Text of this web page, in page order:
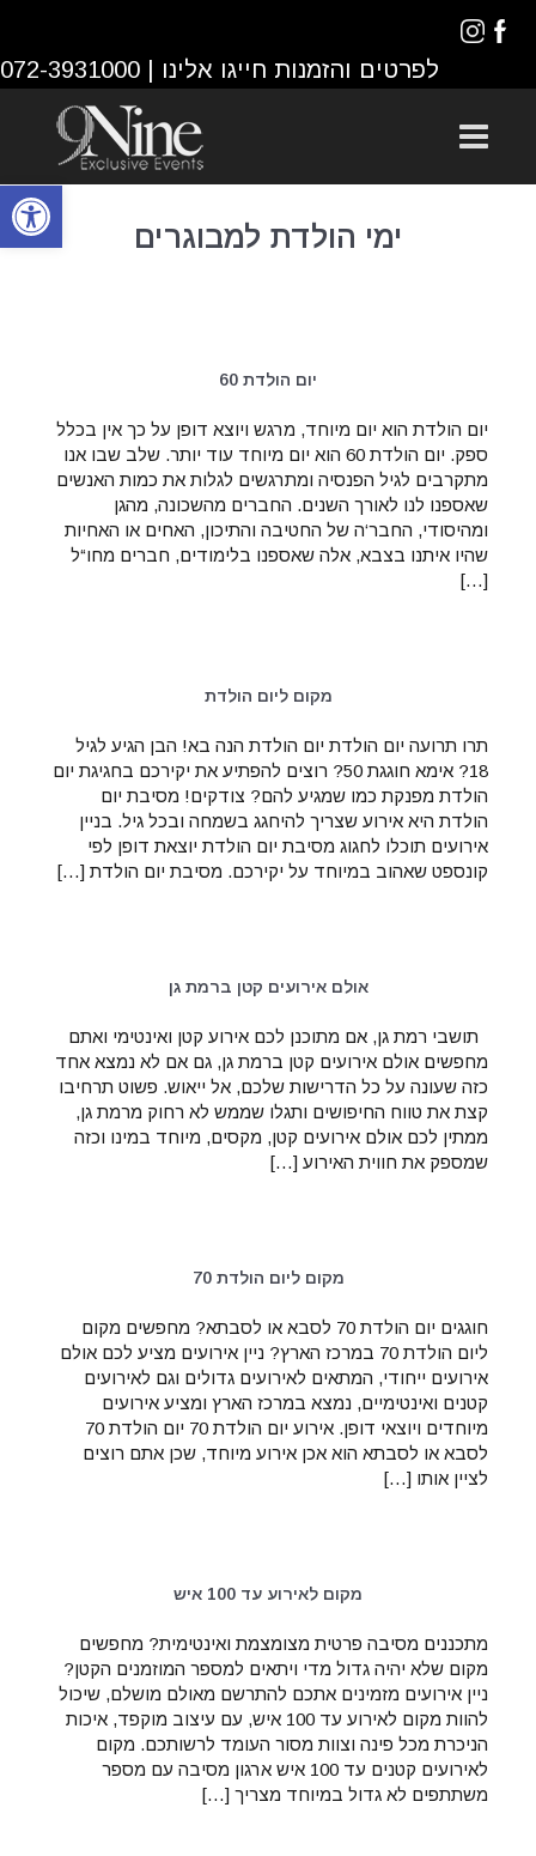
פתח סרגל נגישות
לפרטים והזמנות חייגו אלינו | 072-3931000
ימי הולדת למבוגרים
יום הולדת 60
יום הולדת הוא יום מיוחד, מרגש ויוצא דופן על כך אין בכלל
ספק. יום הולדת 60 הוא יום מיוחד עוד יותר. שלב שבו אנו
מתקרבים לגיל הפנסיה ומתרגשים לגלות את כמות האנשים
שאספנו לנו לאורך השנים. החברים מהשכונה, מהגן
ומהיסודי, החבר‘ה של החטיבה והתיכון, האחים או האחיות
שהיו איתנו בצבא, אלה שאספנו בלימודים, חברים מחו“ל
[…]
מקום ליום הולדת
תרו תרועה יום הולדת יום הולדת הנה בא! הבן הגיע לגיל
18? אימא חוגגת 50? רוצים להפתיע את יקירכם בחגיגת יום
הולדת מפנקת כמו שמגיע להם? צודקים! מסיבת יום
הולדת היא אירוע שצריך להיחגג בשמחה ובכל גיל. בניין
אירועים תוכלו לחגוג מסיבת יום הולדת יוצאת דופן לפי
קונספט שאהוב במיוחד על יקירכם. מסיבת יום הולדת […]
אולם אירועים קטן ברמת גן
תושבי רמת גן, אם מתוכנן לכם אירוע קטן ואינטימי ואתם
מחפשים אולם אירועים קטן ברמת גן, גם אם לא נמצא אחד
כזה שעונה על כל הדרישות שלכם, אל ייאוש. פשוט תרחיבו
קצת את טווח החיפושים ותגלו שממש לא רחוק מרמת גן,
ממתין לכם אולם אירועים קטן, מקסים, מיוחד במינו וכזה
שמספק את חווית האירוע […]
מקום ליום הולדת 70
חוגגים יום הולדת 70 לסבא או לסבתא? מחפשים מקום
ליום הולדת 70 במרכז הארץ? ניין אירועים מציע לכם אולם
אירועים ייחודי, המתאים לאירועים גדולים וגם לאירועים
קטנים ואינטימיים, נמצא במרכז הארץ ומציע אירועים
מיוחדים ויוצאי דופן. אירוע יום הולדת 70 יום הולדת 70
לסבא או לסבתא הוא אכן אירוע מיוחד, שכן אתם רוצים
לציין אותו […]
מקום לאירוע עד 100 איש
מתכננים מסיבה פרטית מצומצמת ואינטימית? מחפשים
מקום שלא יהיה גדול מדי ויתאים למספר המוזמנים הקטן?
ניין אירועים מזמינים אתכם להתרשם מאולם מושלם, שיכול
להוות מקום לאירוע עד 100 איש, עם עיצוב מוקפד, איכות
הניכרת מכל פינה וצוות מסור העומד לרשותכם. מקום
לאירועים קטנים עד 100 איש ארגון מסיבה עם מספר
משתתפים לא גדול במיוחד מצריך […]